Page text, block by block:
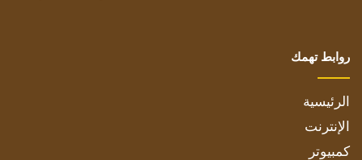
روابط تهمك
الرئيسية
الإنترنت
كمبيوتر